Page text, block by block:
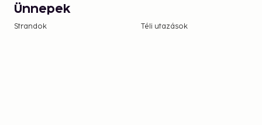
Business, Other Amenities
Featured amenities include a 24-hour front desk,
Ünnepek
Strandok Téli utazások